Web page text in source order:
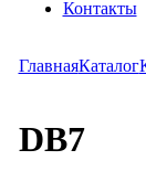
Контакты
ГлавнаяКаталог
DB7